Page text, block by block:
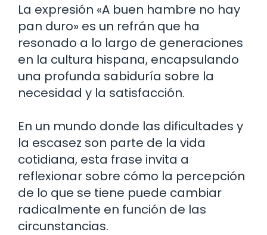
La expresión «A buen hambre no hay
pan duro» es un refrán que ha
resonado a lo largo de generaciones
en la cultura hispana, encapsulando
una profunda sabiduría sobre la
necesidad y la satisfacción.
En un mundo donde las dificultades y
la escasez son parte de la vida
cotidiana, esta frase invita a
reflexionar sobre cómo la percepción
de lo que se tiene puede cambiar
radicalmente en función de las
circunstancias.